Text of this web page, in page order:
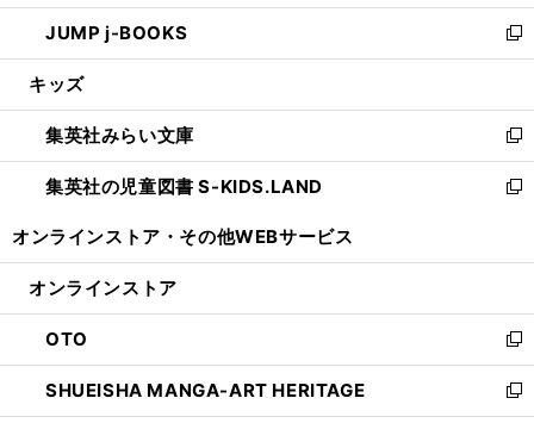
ウ
で
開
ン
ド
ウ
開
く
ウ
ィ
ン
ウ
で
開
く
し
い
ウ
ン
ド
ウ
で
JUMP j-BOOKS
新
し
ウ
ィ
ン
ド
開
キッズ
集英社みらい文庫
新
し
い
ン
ウ
で
開
く
集英社の児童図書 S-KIDS.LAND
新
ウ
ン
ド
ウ
で
開
オンラインストア・ その他WEBサービス
オンラインストア
OTO
新
し
い
SHUEISHA MANGA-ART HERITAGE
新